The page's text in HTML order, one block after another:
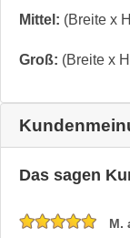
Mittel: (Breite x
Groß: (Breite x
Das sagen
M.